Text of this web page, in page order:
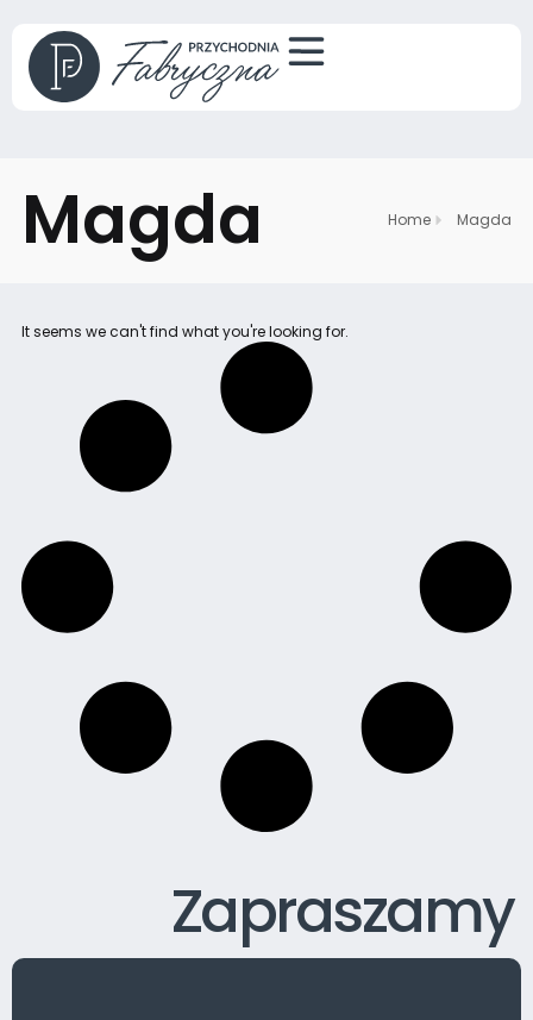
Magda Home Magda
It seems we can't find what you're looking for.
Zapraszamy